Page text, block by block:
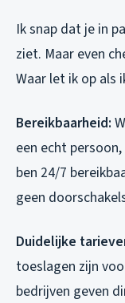
Ik snap dat je in
ziet. Maar even
Waar let ik op als
Bereikbaarheid:
een echt
ben 24/7
geen
Duidelijke
toeslagen zijn
bedrijven geven